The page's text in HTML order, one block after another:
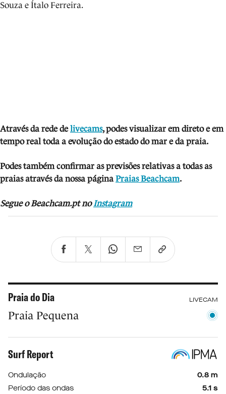
Souza e Ítalo Ferreira.
Através da rede delivecams, podes visualizar em direto e em
tempo real toda a evolução do estado do mar e da praia.
Podes também confirmar as previsões relativas a todas as
praias através da nossa páginaPraias Beachcam.
Segue o Beachcam.pt noInstagram
Praia do Dia LIVECAM
Praia Pequena
Surf Report
Ondulação
0.8 m
Período das ondas
5.1 s